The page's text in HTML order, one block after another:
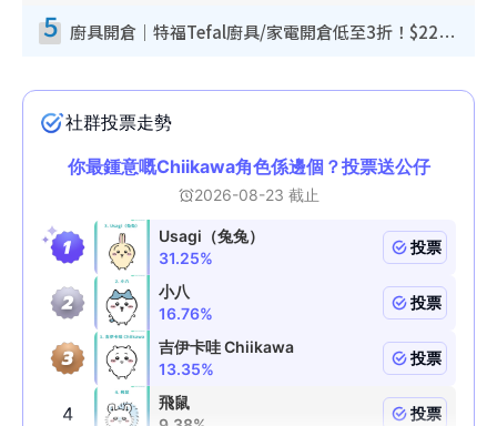
5 廚具開倉｜特福Tefal廚具/家電開倉低至3折！$220起買平底鍋/炒鑊/湯煲！電飯煲/吸塵機/燙斗$418起